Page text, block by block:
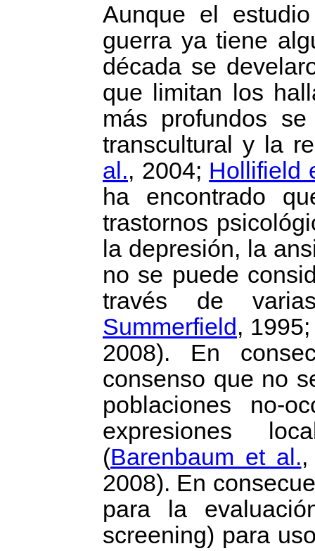
Aunque el
guerra ya tiene
década se
que limitan los
más profundos
transcultural y la
al., 2004; Hollifield
ha encontrado
trastornos
la depresión, la
no se puede
través de
Summerfield ,
2008). En
consenso que no
poblaciones no-
expresiones
(Barenbaum et al.
2008). En
para la
screening) para